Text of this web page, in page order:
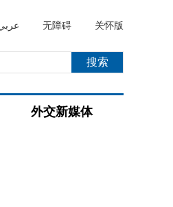
无障碍 关怀版
外交新媒体